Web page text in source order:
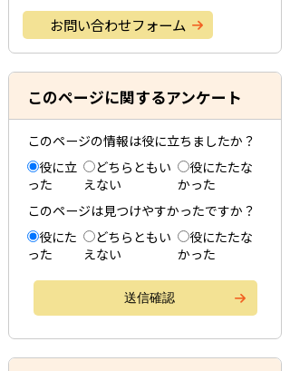
お問い合わせフォーム
このページに関するアンケート
このページの情報は役に立ちましたか？
役に立
った
どちらともい
えない
役にたたな
かった
このページは見つけやすかったですか？
役にた
った
どちらともい
えない
役にたたな
かった